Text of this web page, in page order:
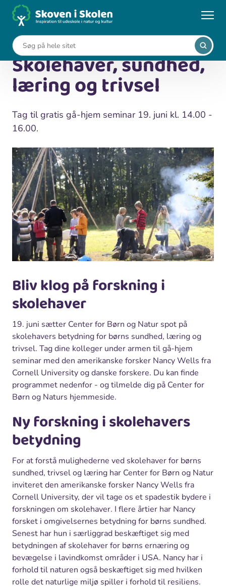
... Nyheder Skolehaver, sundhed, læring og trivsel
7. juni 2023
Skolehaver, sundhed,
læring og trivsel
Tag til gratis gå-hjem seminar 19. juni kl. 14.00 -
16.00.
Bliv klog på forskning i
skolehaver
19. juni sætter Center for Børn og Natur spot på
skolehavers betydning for børns sundhed, læring og
trivsel. Tag dine kolleger under armen til gå-hjem
seminar med den amerikanske forsker Nancy Wells fra
Cornell University og danske forskere. Du kan finde
programmet nedenfor - og tilmelde dig på Center for
Børn og Naturs hjemmeside.
Ny forskning i skolehavers
betydning
For at forstå mulighederne ved skolehaver for børns
sundhed, trivsel og læring har Center for Børn og Natur
inviteret den amerikanske forsker Nancy Wells fra
Cornell University, der vil tage os et spadestik bydere i
forskningen om skolehaver. I flere årtier har Nancy
forsket i omgivelsernes betydning for børns sundhed.
Senest har hun i særliggrad beskæftiget sig med
betydningen af skolehaver for børns ernæring og
bevægelse i lavindkomst områder i USA. Nancy har i
forhold til naturen også beskæftiget sig med hvilken
rolle det naturlige miljø spiller i forhold til resiliens.